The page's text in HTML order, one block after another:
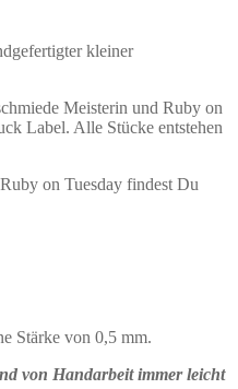
kleiner
Meisterin und Ruby on
Label. Alle Stücke entstehen
on Tuesday findest Du
Stärke von 0,5 mm.
von Handarbeit immer leicht